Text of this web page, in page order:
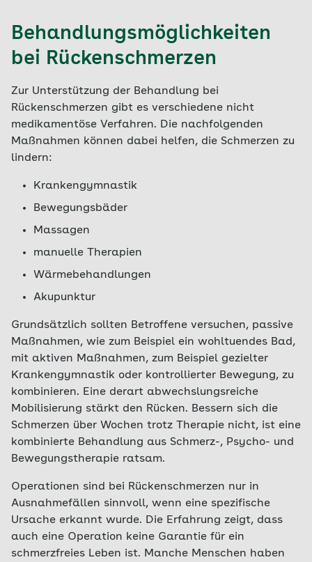
Behandlungsmöglichkeiten
bei Rückenschmerzen
Zur Unterstützung der Behandlung bei
Rückenschmerzen gibt es verschiedene nicht
medikamentöse Verfahren. Die nachfolgenden
Maßnahmen können dabei helfen, die Schmerzen zu
lindern:
Krankengymnastik
Bewegungsbäder
Massagen
manuelle Therapien
Wärmebehandlungen
Akupunktur
Grundsätzlich sollten Betroffene versuchen, passive
Maßnahmen, wie zum Beispiel ein wohltuendes Bad,
mit aktiven Maßnahmen, zum Beispiel gezielter
Krankengymnastik oder kontrollierter Bewegung, zu
kombinieren. Eine derart abwechslungsreiche
Mobilisierung stärkt den Rücken. Bessern sich die
Schmerzen über Wochen trotz Therapie nicht, ist eine
kombinierte Behandlung aus Schmerz-, Psycho- und
Bewegungstherapie ratsam.
Operationen sind bei Rückenschmerzen nur in
Ausnahmefällen sinnvoll, wenn eine spezifische
Ursache erkannt wurde. Die Erfahrung zeigt, dass
auch eine Operation keine Garantie für ein
schmerzfreies Leben ist. Manche Menschen haben